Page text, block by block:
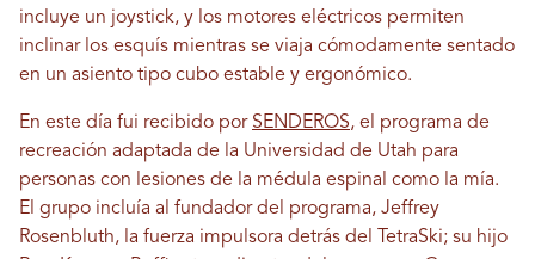
incluye un joystick, y los motores eléctricos permiten
inclinar los esquís mientras se viaja cómodamente sentado
en un asiento tipo cubo estable y ergonómico.
En este día fui recibido por SENDEROS, el programa de
recreación adaptada de la Universidad de Utah para
personas con lesiones de la médula espinal como la mía.
El grupo incluía al fundador del programa, Jeffrey
Rosenbluth, la fuerza impulsora detrás del TetraSki; su hijo